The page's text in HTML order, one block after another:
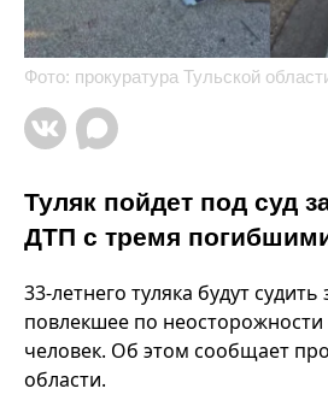
Фото: прокуратура Тульской
Туляк пойдет под суд
ДТП с тремя
33-летнего туляка будут
повлекшее по неосторожности
человек. Об этом сообщает
области.